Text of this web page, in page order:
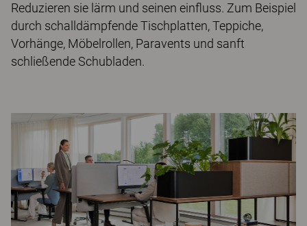
Reduzieren sie lärm und seinen einfluss. Zum Beispiel
durch schalldämpfende Tischplatten, Teppiche,
Vorhänge, Möbelrollen, Paravents und sanft
schließende Schubladen.